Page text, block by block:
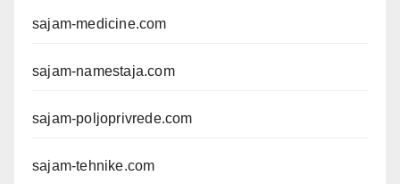
sajam-medicine.com
sajam-namestaja.com
sajam-poljoprivrede.com
sajam-tehnike.com